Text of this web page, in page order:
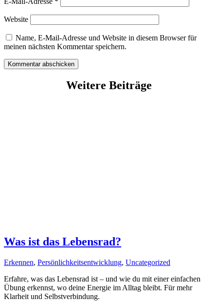
Website
Name, E-Mail-Adresse und Website in diesem Browser für
meinen nächsten Kommentar speichern.
Kommentar abschicken
Weitere Beiträge
Was ist das Lebensrad?
Erkennen, Persönlichkeitsentwicklung, Uncategorized
Erfahre, was das Lebensrad ist – und wie du mit einer einfachen
Übung erkennst, wo deine Energie im Alltag bleibt. Für mehr
Klarheit und Selbstverbindung.